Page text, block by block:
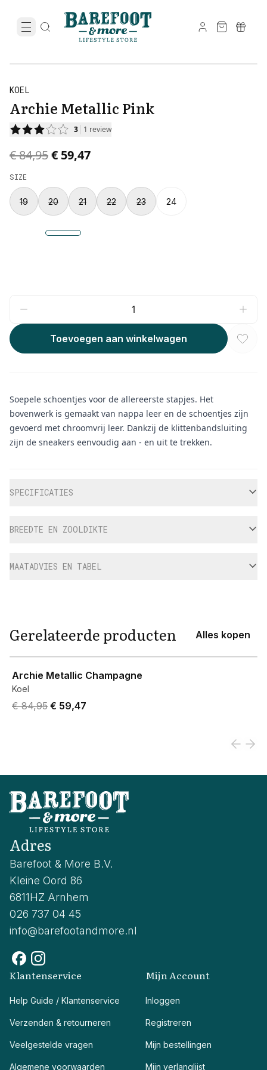
KOEL
Archie Metallic Pink
3 1 review
Original price was € 84,95.
€ 84,95Current price is € 59,47.
€ 59,47
SIZE
19 20 21 22 23 24
Toevoegen aan winkelwagen
Soepele schoentjes voor de allereerste stapjes. Het
bovenwerk is gemaakt van nappa leer en de schoentjes zijn
gevoerd met chroomvrij leer. Dankzij de klittenbandsluiting
zijn de sneakers eenvoudig aan - en uit te trekken.
SPECIFICATIES
BREEDTE EN ZOOLDIKTE
MAATADVIES EN TABEL
Gerelateerde producten Alles kopen
Archie Metallic Champagne
Koel
Original price was € 84,95.
€ 84,95 Current price is € 59,47.
€ 59,47
Adres
Barefoot & More B.V.
Kleine Oord 86
6811HZ Arnhem
026 737 04 45
info@barefootandmore.nl
Klantenservice
Help Guide / Klantenservice
Verzenden & retourneren
Veelgestelde vragen
Algemene voorwaarden
Mijn Account
Inloggen
Registreren
Mijn bestellingen
Mijn verlanglijst